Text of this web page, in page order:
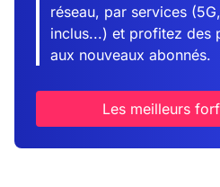
réseau, par services
inclus...) et profitez des
aux nouveaux abonnés.
Les meilleurs